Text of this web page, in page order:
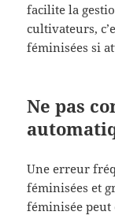
facilite la
cultivateurs,
féminisées si
Ne pas
Une erreur
féminisées et
féminisée peut